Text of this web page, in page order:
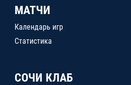
МАТЧИ
Календарь игр
Статистика
СОЧИ КЛАБ